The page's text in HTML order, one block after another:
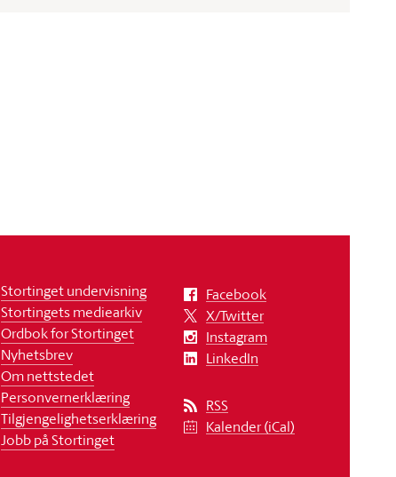
Stortinget undervisning
Stortingets mediearkiv
Ordbok for Stortinget
Nyhetsbrev
Om nettstedet
Personvernerklæring
Tilgjengelighetserklæring
Jobb på Stortinget
Facebook
X/Twitter
Instagram
LinkedIn
RSS
Kalender (iCal)